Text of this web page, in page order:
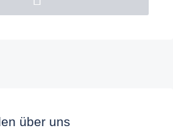
über uns